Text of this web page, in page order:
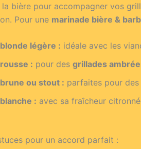
bière pour accompagner vos
Pour une marinade bière &
légère : idéale avec les
: pour desgrillades
ou stout : parfaites pour
: avec sa fraîcheur
pour un accord parfait :